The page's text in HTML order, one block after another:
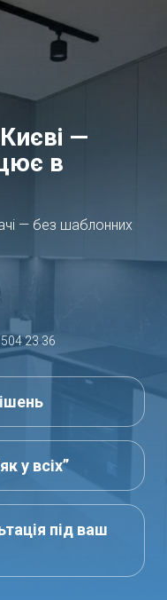
—
в
— без шаблонних
23 36
у всіх”
під ваш